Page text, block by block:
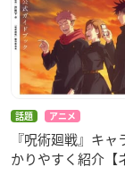
話題 アニメ
『呪術廻戦』キ
かりやすく紹介【